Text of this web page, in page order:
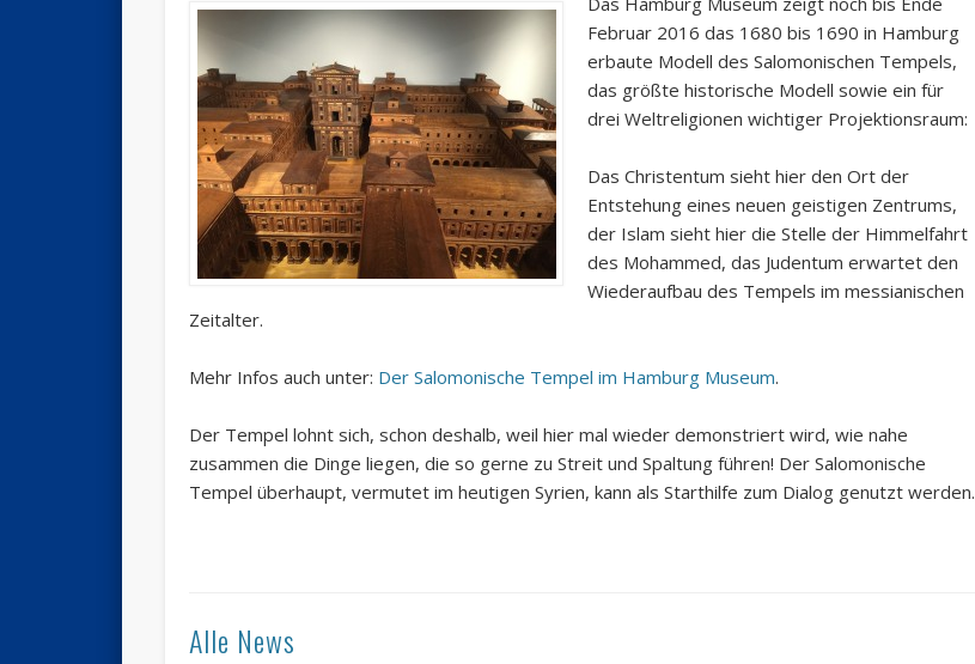
Februar 2016 das 1680 bis 1690 in Hamburg
erbaute Modell des Salomonischen Tempels,
das größte historische Modell sowie ein für
drei Weltreligionen wichtiger Projektionsraum:
Das Christentum sieht hier den Ort der
Entstehung eines neuen geistigen Zentrums,
der Islam sieht hier die Stelle der Himmelfahrt
des Mohammed, das Judentum erwartet den
Wiederaufbau des Tempels im messianischen
Zeitalter.
Mehr Infos auch unter: Der Salomonische Tempel im Hamburg Museum.
Der Tempel lohnt sich, schon deshalb, weil hier mal wieder demonstriert wird, wie nahe
zusammen die Dinge liegen, die so gerne zu Streit und Spaltung führen! Der Salomonische
Tempel überhaupt, vermutet im heutigen Syrien, kann als Starthilfe zum Dialog genutzt werden.
Alle News